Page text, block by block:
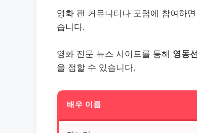
영화 팬 커뮤니티나 포럼에 참여하면
습니다.
영화 전문 뉴스 사이트를 통해 영동선
을 접할 수 있습니다.
배우 이름